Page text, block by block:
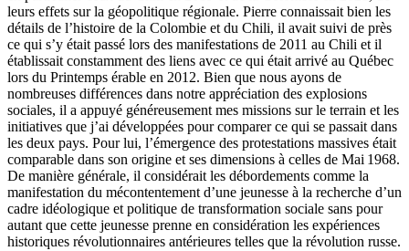
leurs effets sur la géopolitique régionale. Pierre connaissait bien les
détails de l’histoire de la Colombie et du Chili, il avait suivi de près
ce qui s’y était passé lors des manifestations de 2011 au Chili et il
établissait constamment des liens avec ce qui était arrivé au Québec
lors du Printemps érable en 2012. Bien que nous ayons de
nombreuses différences dans notre appréciation des explosions
sociales, il a appuyé généreusement mes missions sur le terrain et les
initiatives que j’ai développées pour comparer ce qui se passait dans
les deux pays. Pour lui, l’émergence des protestations massives était
comparable dans son origine et ses dimensions à celles de Mai 1968.
De manière générale, il considérait les débordements comme la
manifestation du mécontentement d’une jeunesse à la recherche d’un
cadre idéologique et politique de transformation sociale sans pour
autant que cette jeunesse prenne en considération les expériences
historiques révolutionnaires antérieures telles que la révolution russe.